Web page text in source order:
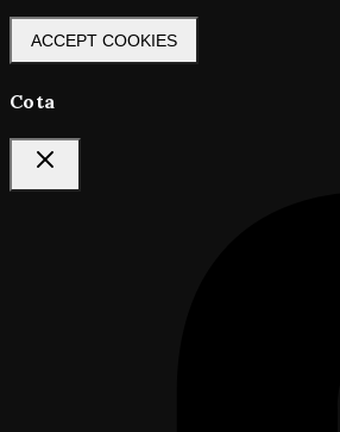
ACCEPT COOKIES
Cota